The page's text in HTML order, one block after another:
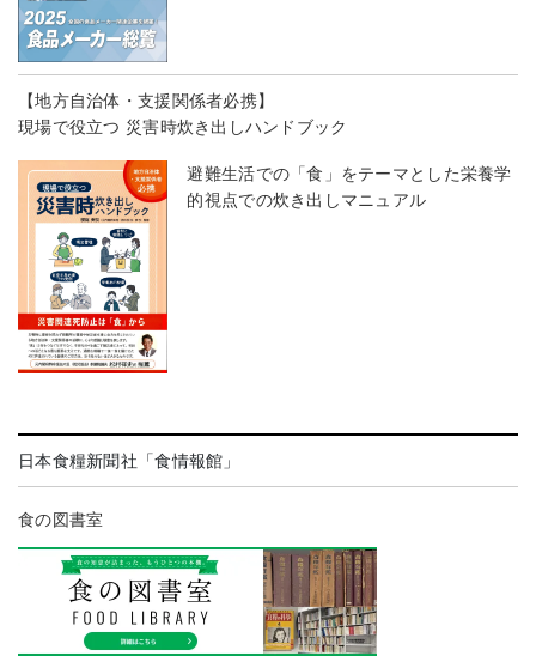
【地方自治体・支援関係者必携】
現場で役立つ 災害時炊き出しハンドブック
避難生活での「食」をテーマとした栄養学
的視点での炊き出しマニュアル
日本食糧新聞社「食情報館」
食の図書室